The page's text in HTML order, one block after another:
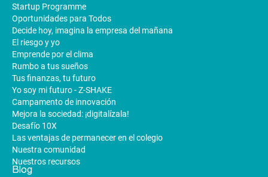
Startup Programme
Oportunidades para Todos
Decide hoy, imagina la empresa del mañana
El riesgo y yo
Emprende por el clima
Rumbo a tus sueños
Tus finanzas, tu futuro
Yo soy mi futuro - Z-SHAKE
Campamento de innovación
Mejora la sociedad: ¡digitalízala!
Desafío 10X
Las ventajas de permanecer en el colegio
Nuestra comunidad
Nuestros recursos
Blog